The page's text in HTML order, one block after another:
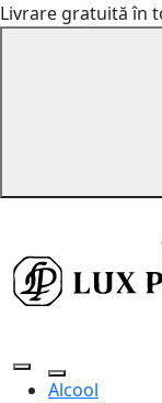
Livrare gratuită în
Alcool